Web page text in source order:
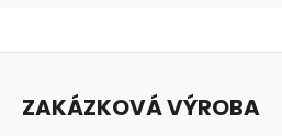
ZAKÁZKOVÁ VÝROBA